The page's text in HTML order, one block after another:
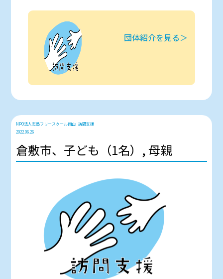
団体紹介を見る＞
NPO法人志塾フリースクール岡山 訪問支援
2022.06.26
倉敷市、子ども（1名）, 母親